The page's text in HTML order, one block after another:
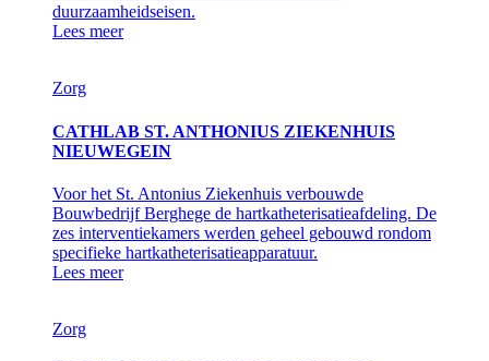
duurzaamheidseisen.
Lees meer
Zorg
CATHLAB ST. ANTHONIUS ZIEKENHUIS
NIEUWEGEIN
Voor het St. Antonius Ziekenhuis verbouwde
Bouwbedrijf Berghege de hartkatheterisatieafdeling. De
zes interventiekamers werden geheel gebouwd rondom
specifieke hartkatheterisatieapparatuur.
Lees meer
Zorg